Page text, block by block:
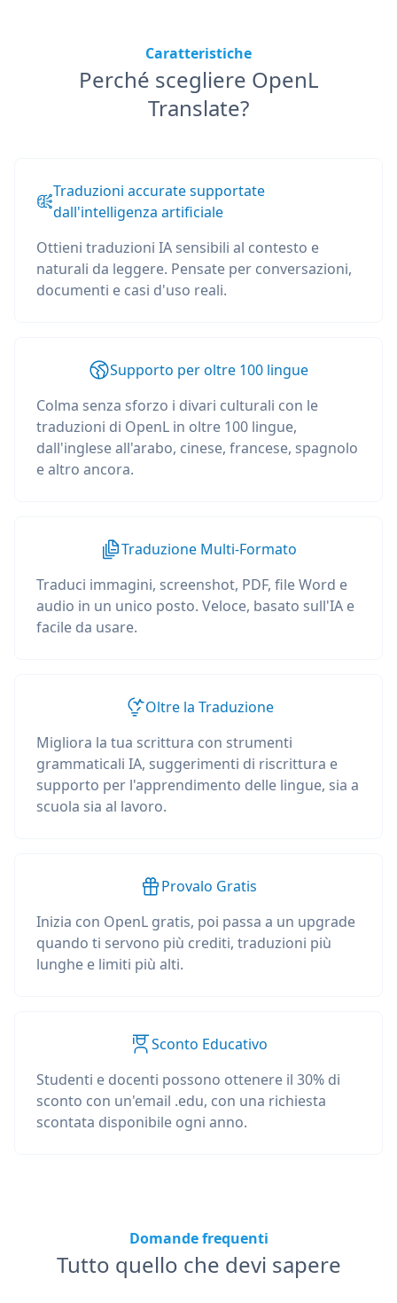
Caratteristiche
Perché scegliere OpenL
Translate?
Traduzioni accurate supportate
dall'intelligenza artificiale
Ottieni traduzioni IA sensibili al contesto e
naturali da leggere. Pensate per conversazioni,
documenti e casi d'uso reali.
Supporto per oltre 100 lingue
Colma senza sforzo i divari culturali con le
traduzioni di OpenL in oltre 100 lingue,
dall'inglese all'arabo, cinese, francese, spagnolo
e altro ancora.
Traduzione Multi-Formato
Traduci immagini, screenshot, PDF, file Word e
audio in un unico posto. Veloce, basato sull'IA e
facile da usare.
Oltre la Traduzione
Migliora la tua scrittura con strumenti
grammaticali IA, suggerimenti di riscrittura e
supporto per l'apprendimento delle lingue, sia a
scuola sia al lavoro.
Provalo Gratis
Inizia con OpenL gratis, poi passa a un upgrade
quando ti servono più crediti, traduzioni più
lunghe e limiti più alti.
Sconto Educativo
Studenti e docenti possono ottenere il 30% di
sconto con un'email .edu, con una richiesta
scontata disponibile ogni anno.
Domande frequenti
Tutto quello che devi sapere